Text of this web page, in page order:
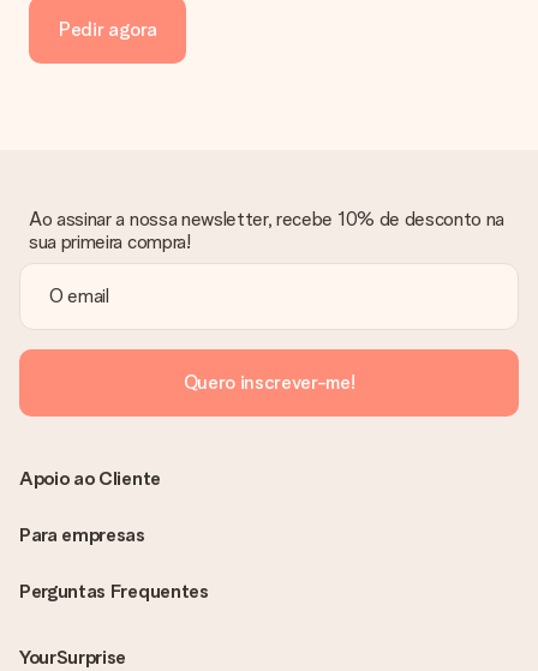
encontrá-la também na sua conta MySurprise. Isto significa
que o seu presente pode ser enviado diretamente ao
destinatário!
Pedir agora
Ao assinar a nossa newsletter, recebe 10% de desconto na
sua primeira compra!
Quero inscrever-me!
Perguntas Frequentes
YourSurprise
Apoio ao Cliente
Para empresas